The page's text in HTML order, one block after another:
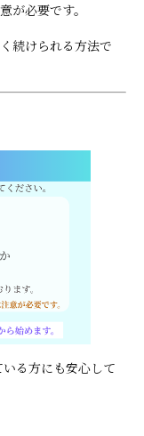
が必要です。
続けられる方法で
る方にも安心して